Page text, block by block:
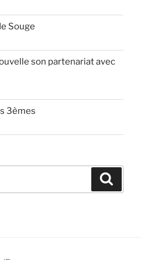
Souge
son partenariat avec
3èmes